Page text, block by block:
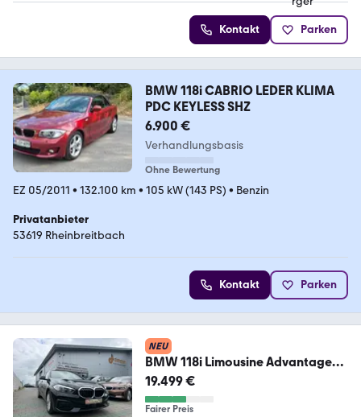
Kontakt Parken
BMW 118i CABRIO LEDER KLIMA
PDC KEYLESS SHZ
6.900 €
Verhandlungsbasis
Ohne Bewertung
EZ 05/2011 • 132.100 km • 105 kW (143 PS) • Benzin
Privatanbieter
53619 Rheinbreitbach
Kontakt Parken
NEU
BMW 118i Limousine Advantage
Navi Kamera PDC
19.499 €
Fairer Preis